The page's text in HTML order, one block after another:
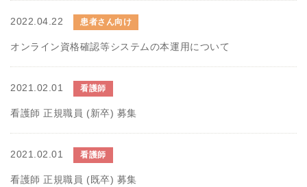
2022.04.22 患者さん向け
オンライン資格確認等システムの本運用について
2021.02.01 看護師
看護師 正規職員 (新卒) 募集
2021.02.01 看護師
看護師 正規職員 (既卒) 募集